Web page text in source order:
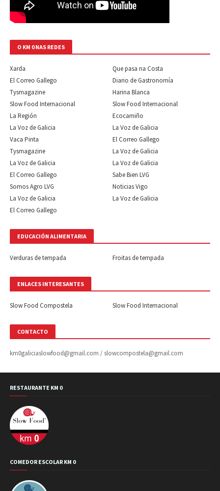
O KM 0 NAS REDES
Xarda
Que pasa na Costa
El Correo Gallego
Diario de Gastronomía
Tysmagazine
Harina Blanca
Slow Food Internacional
Slow Food Internacional
La Región
Ecocamiño
La Voz de Galicia
La Voz de Galicia
Vaca Pinta
El Correo Gallego
Tysmagazine
La Voz de Galicia
La Voz de Galicia
La Voz de Galicia
El Correo Gallego
Sabe Bien LVG
Somos Agro LVG
Noticias Vigo
La Voz de Galicia
La Voz de Galicia
El Correo Gallego
EDUCACIÓN ALIMENTARIA
Verduras de tempada Froitas de tempada
ENLACES INTERESANTES
Slow Food Compostela Slow Food Internacional
CONTACTO
km0galiciaslowfood@gmail.com / slowcompostela@gmail.com
RESTAURANTE KM 0
COMEDOR ESCOLAR KM 0